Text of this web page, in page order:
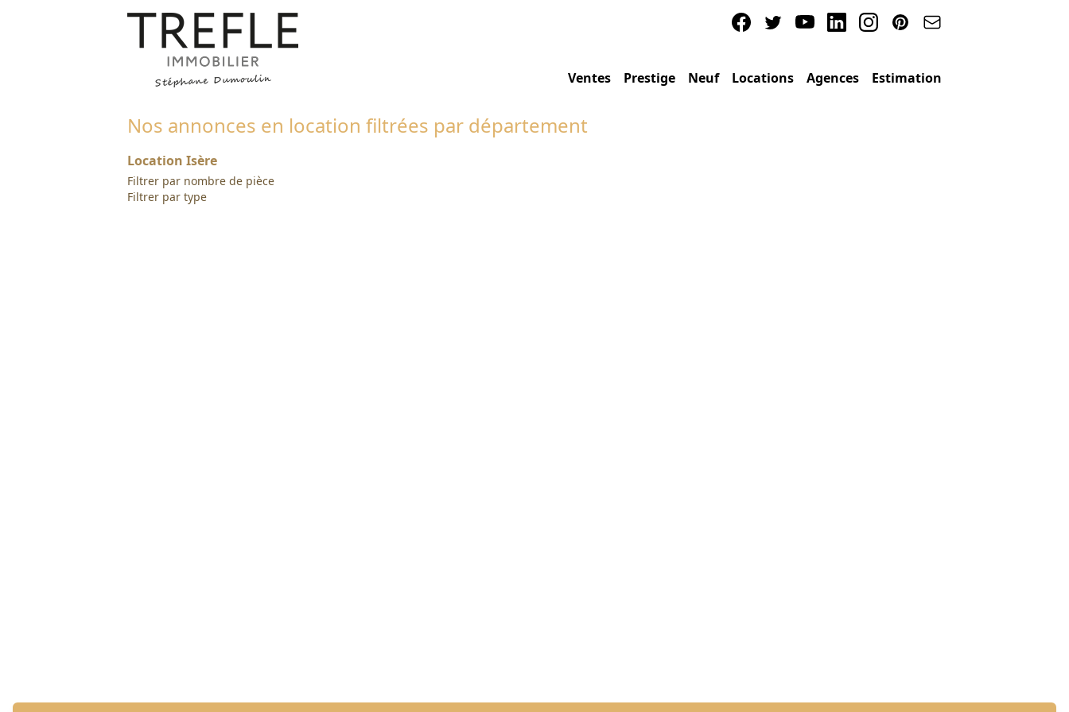
Ventes Prestige Neuf Locations Agences Estimation
Nos annonces en location filtrées par département
Location Isère
Filtrer par nombre de pièce
Filtrer par type